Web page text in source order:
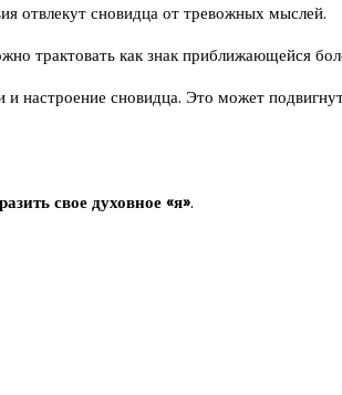
отвлекут сновидца от тревожных мыслей.
трактовать как знак приближающейся
настроение сновидца. Это может
свое духовное «я».